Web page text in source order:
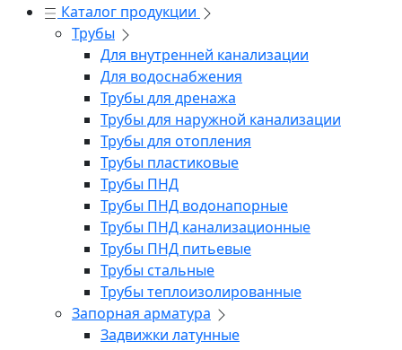
Каталог продукции
Трубы
Для внутренней канализации
Для водоснабжения
Трубы для дренажа
Трубы для наружной канализации
Трубы для отопления
Трубы пластиковые
Трубы ПНД
Трубы ПНД водонапорные
Трубы ПНД канализационные
Трубы ПНД питьевые
Трубы стальные
Трубы теплоизолированные
Запорная арматура
Задвижки латунные